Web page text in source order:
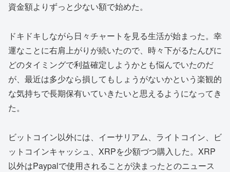
資金額よりずっと少ない額で始めた。
ドキドキしながら日々チャートを見る生活が始まった。幸
運なことに右肩上がりが続いたので、時々下がるたんびに
どのタイミングで利益確定しようかとも悩んでいたのだ
が、最近は多少なら損してもしょうがないかという楽観的
な気持ちで長期保有いていきたいと思えるようになってき
た。
ビットコイン以外には、イーサリアム、ライトコイン、ビ
ットコインキャッシュ、XRPを少額づつ購入した。XRP
以外はPaypalで使用されることが決まったとのニュース